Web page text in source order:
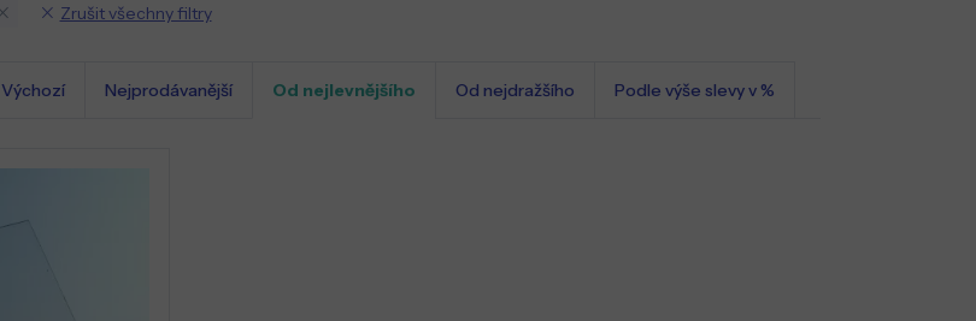
Zrušit všechny filtry
Výchozí Nejprodávanější Od nejlevnějšího Od nejdražšího Podle výše slevy v %